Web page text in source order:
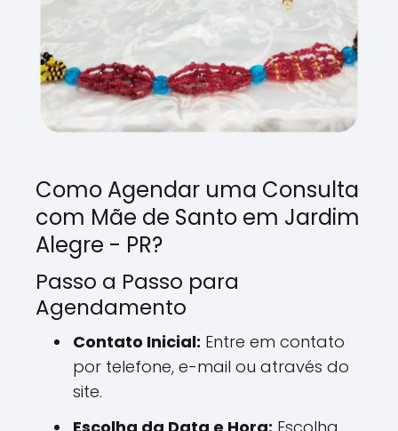
Como Agendar uma Consulta
com Mãe de Santo em Jardim
Alegre - PR?
Passo a Passo para
Agendamento
Contato Inicial: Entre em contato
por telefone, e-mail ou através do
site.